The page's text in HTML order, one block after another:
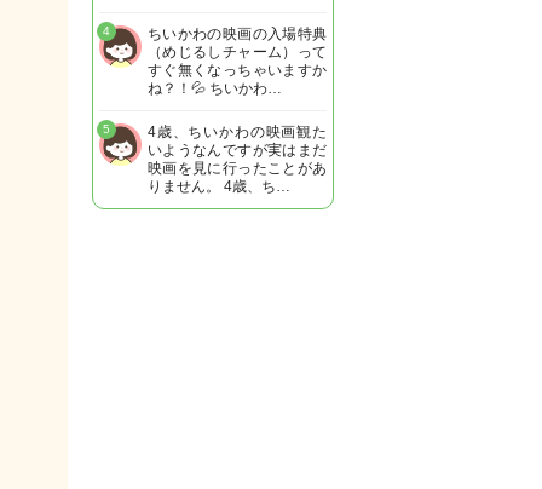
ちいかわの映画の入場特典
（めじるしチャーム）って
すぐ無くなっちゃいますか
ね？！💦 ちいかわ…
4
4歳、ちいかわの映画観た
いようなんですが実はまだ
映画を見に行ったことがあ
りません。 4歳、ち…
5